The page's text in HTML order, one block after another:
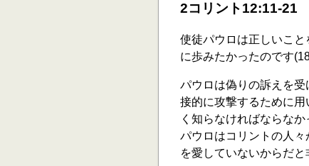
2コリント12:11-21
使徒パウロは正しいこ
に歩みたかったのです
パウロは偽りの訴えを
接的に攻撃するために
く知らなければならな
パウロはコリントの人
を愛していないからだと